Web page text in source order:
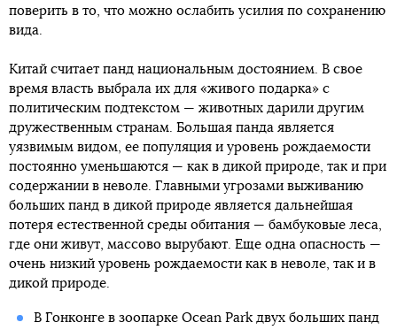
поверить в то, что можно ослабить усилия по сохранению
вида.
Китай считает панд национальным достоянием. В свое
время власть выбрала их для «живого подарка» с
политическим подтекстом — животных дарили другим
дружественным странам. Большая панда является
уязвимым видом, ее популяция и уровень рождаемости
постоянно уменьшаются — как в дикой природе, так и при
содержании в неволе. Главными угрозами выживанию
больших панд в дикой природе является дальнейшая
потеря естественной среды обитания — бамбуковые леса,
где они живут, массово вырубают. Еще одна опасность —
очень низкий уровень рождаемости как в неволе, так и в
дикой природе.
В Гонконге в зоопарке Ocean Park двух больших панд